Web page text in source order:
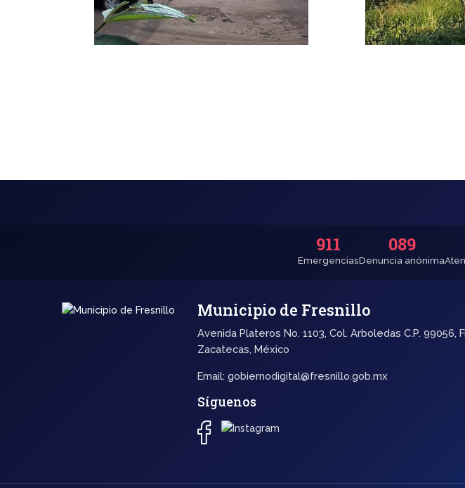
911
Emergencias
089
Denuncia anónima
Municipio de Fresnillo
Avenida Plateros No. 1103, Col. Arboledas C.P. 99056,
Zacatecas, México
Email:gobiernodigital@fresnillo.gob.mx
Síguenos